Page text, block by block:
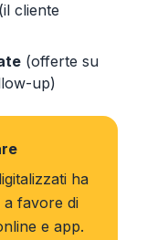
(il cliente
(offerte su
up)
ha
a favore di
e app.